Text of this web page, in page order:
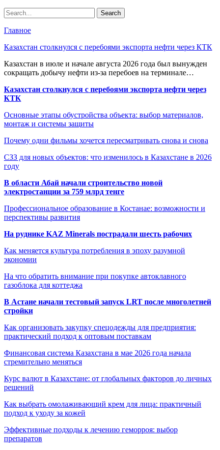
Главное
Казахстан столкнулся с перебоями экспорта нефти через КТК
Казахстан в июле и начале августа 2026 года был вынужден
сокращать добычу нефти из-за перебоев на терминале…
Казахстан столкнулся с перебоями экспорта нефти через
КТК
Основные этапы обустройства объекта: выбор материалов,
монтаж и системы защиты
Почему одни фильмы хочется пересматривать снова и снова
СЗЗ для новых объектов: что изменилось в Казахстане в 2026
году
В области Абай начали строительство новой
электростанции за 759 млрд тенге
Профессиональное образование в Костанае: возможности и
перспективы развития
На руднике KAZ Minerals пострадали шесть рабочих
Как меняется культура потребления в эпоху разумной
экономии
На что обратить внимание при покупке автоклавного
газоблока для коттеджа
В Астане начали тестовый запуск LRT после многолетней
стройки
Как организовать закупку спецодежды для предприятия:
практический подход к оптовым поставкам
Финансовая система Казахстана в мае 2026 года начала
стремительно меняться
Курс валют в Казахстане: от глобальных факторов до личных
решений
Как выбрать омолаживающий крем для лица: практичный
подход к уходу за кожей
Эффективные подходы к лечению геморроя: выбор
препаратов